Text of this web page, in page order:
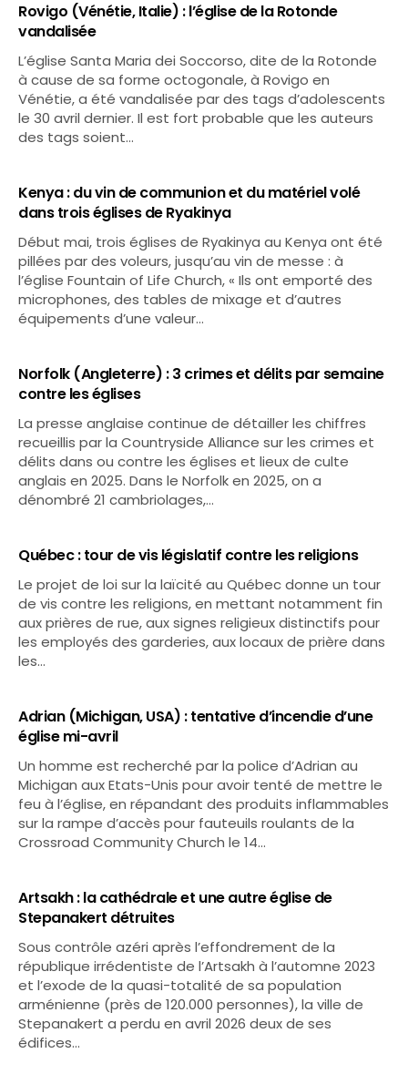
Rovigo (Vénétie, Italie) : l’église de la Rotonde
vandalisée
L’église Santa Maria dei Soccorso, dite de la Rotonde
à cause de sa forme octogonale, à Rovigo en
Vénétie, a été vandalisée par des tags d’adolescents
le 30 avril dernier. Il est fort probable que les auteurs
des tags soient…
Kenya : du vin de communion et du matériel volé
dans trois églises de Ryakinya
Début mai, trois églises de Ryakinya au Kenya ont été
pillées par des voleurs, jusqu’au vin de messe : à
l’église Fountain of Life Church, « Ils ont emporté des
microphones, des tables de mixage et d’autres
équipements d’une valeur…
Norfolk (Angleterre) : 3 crimes et délits par semaine
contre les églises
La presse anglaise continue de détailler les chiffres
recueillis par la Countryside Alliance sur les crimes et
délits dans ou contre les églises et lieux de culte
anglais en 2025. Dans le Norfolk en 2025, on a
dénombré 21 cambriolages,…
Québec : tour de vis législatif contre les religions
Le projet de loi sur la laïcité au Québec donne un tour
de vis contre les religions, en mettant notamment fin
aux prières de rue, aux signes religieux distinctifs pour
les employés des garderies, aux locaux de prière dans
les…
Adrian (Michigan, USA) : tentative d’incendie d’une
église mi-avril
Un homme est recherché par la police d’Adrian au
Michigan aux Etats-Unis pour avoir tenté de mettre le
feu à l’église, en répandant des produits inflammables
sur la rampe d’accès pour fauteuils roulants de la
Crossroad Community Church le 14…
Artsakh : la cathédrale et une autre église de
Stepanakert détruites
Sous contrôle azéri après l’effondrement de la
république irrédentiste de l’Artsakh à l’automne 2023
et l’exode de la quasi-totalité de sa population
arménienne (près de 120.000 personnes), la ville de
Stepanakert a perdu en avril 2026 deux de ses
édifices…